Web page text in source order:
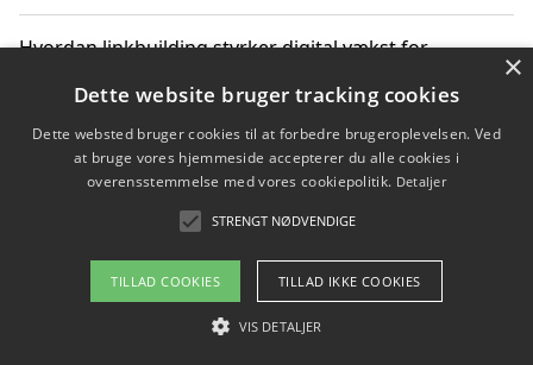
Hvordan linkbuilding styrker digital vækst for
Sådan har udviklingen inden for genbrug af elektronik
ændret sig
Copyright 2026 - Pilanto Aps
Om / kontakt
×
Dette website bruger tracking cookies
Dette websted bruger cookies til at forbedre brugeroplevelsen. Ved
at bruge vores hjemmeside accepterer du alle cookies i
overensstemmelse med vores cookiepolitik. Detaljer
STRENGT NØDVENDIGE
TILLAD COOKIES TILLAD IKKE COOKIES
VIS DETALJER